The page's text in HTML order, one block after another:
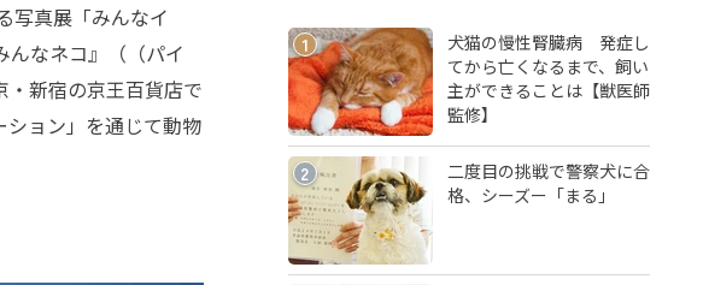
写真展「みんなイ
んなネコ』（（パイ
新宿の京王百貨店で
ョン」を通じて動物
1
犬猫の慢性腎臓病 発症し
てから亡くなるまで、飼い
主ができることは【獣医師
監修】
2
二度目の挑戦で警察犬に合
格、シーズー「まる」